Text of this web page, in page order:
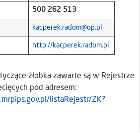
500 262 513
kacperek.radom@op.pl
http://kacperek.radom.pl
żłobka zawarte są w Rejestrze
pod adresem:
listaRejestr/ZK?